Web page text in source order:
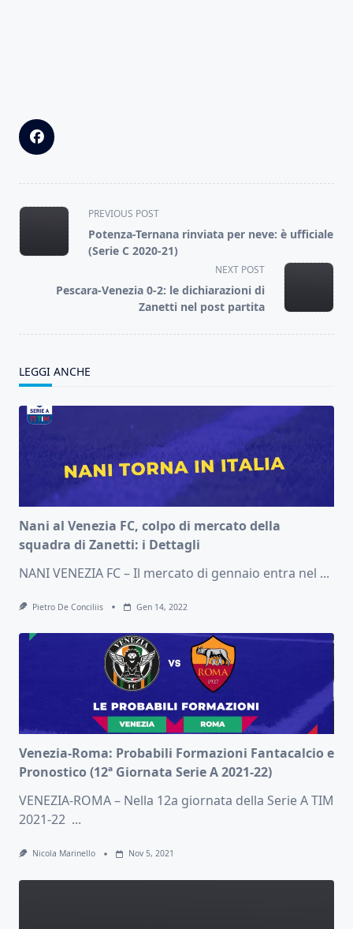
<span
class="nav-
subtitle
reader-
PREVIOUS POST
Potenza-Ternana rinviata per neve: è ufficiale
(Serie C 2020-21)
NEXT POST
Pescara-Venezia 0-2: le dichiarazioni di
Zanetti nel post partita
LEGGI ANCHE
Nani al Venezia FC, colpo di mercato della
squadra di Zanetti: i Dettagli
NANI VENEZIA FC – Il mercato di gennaio entra nel ...
Pietro De Conciliis Gen 14, 2022
Venezia-Roma: Probabili Formazioni Fantacalcio e
Pronostico (12ª Giornata Serie A 2021-22)
VENEZIA-ROMA – Nella 12a giornata della Serie A TIM
2021-22 ...
Nicola Marinello Nov 5, 2021